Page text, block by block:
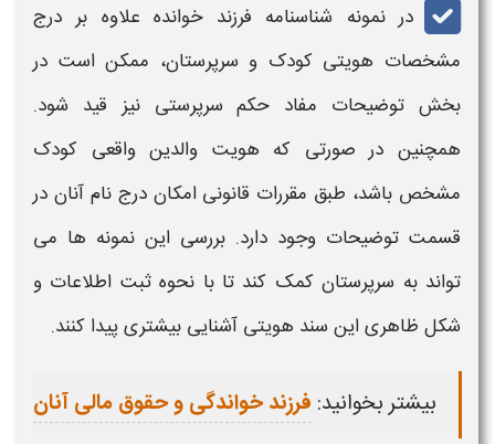
درنمونه شناسنامه فرزند خواندهعلاوه بر درج
مشخصات هویتی کودک و سرپرستان، ممکن است در
بخش توضیحات مفاد حکم سرپرستی نیز قید شود.
همچنین در صورتی که هویت والدین واقعی کودک
مشخص باشد، طبق مقررات قانونی امکان درج نام آنان در
قسمت توضیحات وجود دارد. بررسی این نمونه‌ ها می‌
تواند به سرپرستان کمک کند تا با نحوه ثبت اطلاعات و
شکل ظاهری این سند هویتی آشنایی بیشتری پیدا کنند.
بیشتر بخوانید: فرزند خواندگی و حقوق مالی آنان